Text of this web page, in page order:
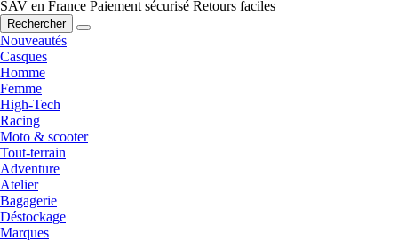
SAV en France Paiement sécurisé Retours faciles
Rechercher
Nouveautés
Casques
Homme
Femme
High-Tech
Racing
Moto & scooter
Tout-terrain
Adventure
Atelier
Bagagerie
Déstockage
Marques